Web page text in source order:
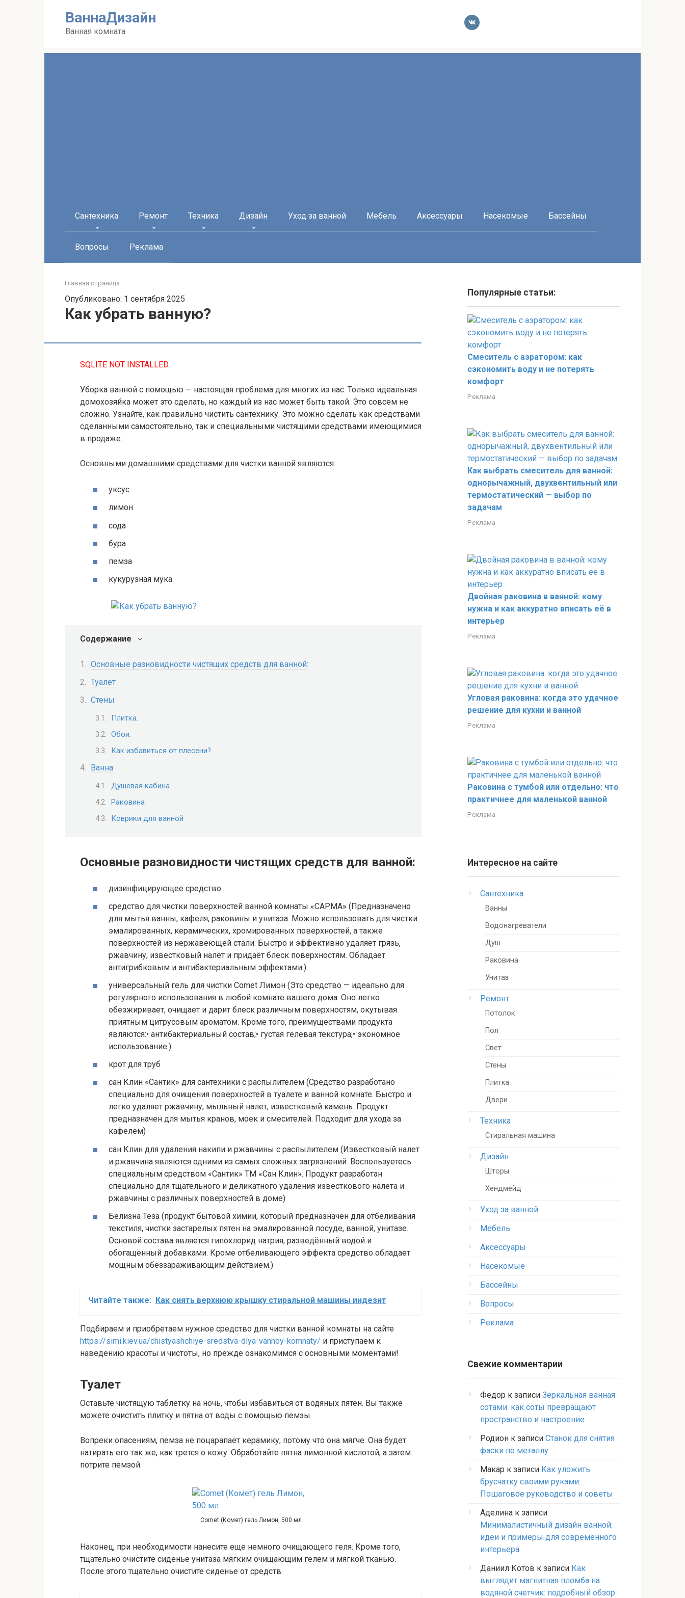
ВаннаДизайн
Ванная комната
Сантехника Ремонт Техника Дизайн Уход за ванной Мебель Аксессуары Насекомые Бассейны
Вопросы Реклама
Главная страница
Опубликовано: 1 сентября 2025
Как убрать ванную?
SQLITE NOT INSTALLED
Уборка ванной с помощью — настоящая проблема для многих из нас. Только идеальная
домохозяйка может это сделать, но каждый из нас может быть такой. Это совсем не
сложно. Узнайте, как правильно чистить сантехнику. Это можно сделать как средствами
сделанными самостоятельно, так и специальными чистящими средствами имеющимися
в продаже.
Основными домашними средствами для чистки ванной являются:
уксус
лимон
сода
бура
пемза
кукурузная мука
Содержание
Основные разновидности чистящих средств для ванной:
Туалет
Стены
Плитка.
Обои.
Как избавиться от плесени?
Ванна
Душевая кабина.
Раковина
Коврики для ванной
Основные разновидности чистящих средств для ванной:
дизинфицирующее средство
средство для чистки поверхностей ванной комнаты «САРМА» (Предназначено
для мытья ванны, кафеля, раковины и унитаза. Можно использовать для чистки
эмалированных, керамических, хромированных поверхностей, а также
поверхностей из нержавеющей стали. Быстро и эффективно удаляет грязь,
ржавчину, известковый налёт и придаёт блеск поверхностям. Обладает
антигрибковым и антибактериальным эффектами.)
универсальный гель для чистки Comet Лимон (Это средство — идеально для
регулярного использования в любой комнате вашего дома. Оно легко
обезжиривает, очищает и дарит блеск различным поверхностям, окутывая
приятным цитрусовым ароматом. Кроме того, преимуществами продукта
являются:• антибактериальный состав;• густая гелевая текстура;• экономное
использование.)
крот для труб
сан Клин «Сантик» для сантехники с распылителем (Средство разработано
специально для очищения поверхностей в туалете и ванной комнате. Быстро и
легко удаляет ржавчину, мыльный налет, известковый камень. Продукт
предназначен для мытья кранов, моек и смесителей. Подходит для ухода за
кафелем)
сан Клин для удаления накипи и ржавчины с распылителем (Известковый налет
и ржавчина являются одними из самых сложных загрязнений. Воспользуетесь
специальным средством «Сантик» ТМ «Сан Клин». Продукт разработан
специально для тщательного и деликатного удаления известкового налета и
ржавчины с различных поверхностей в доме)
Белизна Теза (продукт бытовой химии, который предназначен для отбеливания
текстиля, чистки застарелых пятен на эмалированной посуде, ванной, унитазе.
Основой состава является гипохлорид натрия, разведённый водой и
обогащённый добавками. Кроме отбеливающего эффекта средство обладает
мощным обеззараживающим действием.)
Читайте также: Как снять верхнюю крышку стиральной машины индезит
Подбираем и приобретаем нужное средство для чистки ванной комнаты на сайте
https://simi.kiev.ua/chistyashchiye-sredstva-dlya-vannoy-komnaty/ и приступаем к
наведению красоты и чистоты, но прежде ознакомимся с основными моментами!
Туалет
Оставьте чистящую таблетку на ночь, чтобы избавиться от водяных пятен. Вы также
можете очистить плитку и пятна от воды с помощью пемзы.
Вопреки опасениям, пемза не поцарапает керамику, потому что она мягче. Она будет
натирать его так же, как трется о кожу. Обработайте пятна лимонной кислотой, а затем
потрите пемзой.
Comet (Комет) гель Лимон, 500 мл
Наконец, при необходимости нанесите еще немного очищающего геля. Кроме того,
тщательно очистите сиденье унитаза мягким очищающим гелем и мягкой тканью.
После этого тщательно очистите сиденье от средств.
Популярные статьи:
Смеситель с аэратором: как
сэкономить воду и не потерять
комфорт
Реклама
Как выбрать смеситель для ванной:
однорычажный, двухвентильный или
термостатический — выбор по
задачам
Реклама
Двойная раковина в ванной: кому
нужна и как аккуратно вписать её в
интерьер
Реклама
Угловая раковина: когда это удачное
решение для кухни и ванной
Реклама
Раковина с тумбой или отдельно: что
практичнее для маленькой ванной
Реклама
Интересное на сайте
Сантехника
Ванны
Водонагреватели
Душ
Раковина
Унитаз
Ремонт
Потолок
Пол
Свет
Стены
Плитка
Двери
Техника
Стиральная машина
Дизайн
Шторы
Хендмейд
Уход за ванной
Мебель
Аксессуары
Насекомые
Бассейны
Вопросы
Реклама
Свежие комментарии
Фёдор к записи Зеркальная ванная
сотами: как соты превращают
пространство и настроение
Родион к записи Станок для снятия
фаски по металлу
Макар к записи Как уложить
брусчатку своими руками:
Пошаговое руководство и советы
Аделина к записи
Минималистичный дизайн ванной:
идеи и примеры для современного
интерьера
Даниил Котов к записи Как
выглядит магнитная пломба на
водяной счетчик: подробный обзор